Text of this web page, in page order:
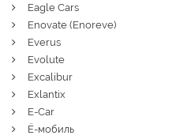
Eagle Cars
Enovate (Enoreve)
Everus
Evolute
Excalibur
Exlantix
E-Car
Ё-мобиль